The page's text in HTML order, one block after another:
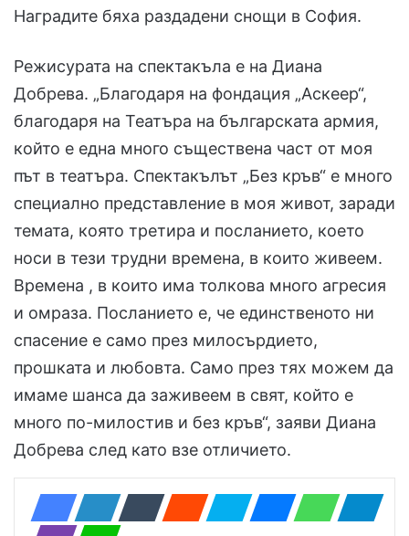
Наградите бяха раздадени снощи в София.
Режисурата на спектакъла е на Диана
Добрева. „Благодаря на фондация „Аскеер“,
благодаря на Театъра на българската армия,
който е една много съществена част от моя
път в театъра. Спектакълът „Без кръв“ е много
специално представление в моя живот, заради
темата, която третира и посланието, което
носи в тези трудни времена, в които живеем.
Времена , в които има толкова много агресия
и омраза. Посланието е, че единственото ни
спасение е само през милосърдието,
прошката и любовта. Само през тях можем да
имаме шанса да заживеем в свят, който е
много по-милостив и без кръв“, заяви Диана
Добрева след като взе отличието.